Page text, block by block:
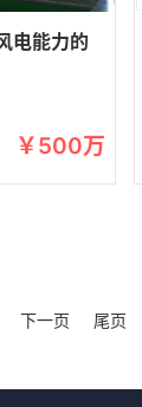
电能力的
￥500万
下一页 尾页